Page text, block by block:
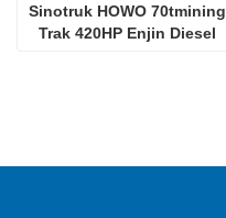
Sinotruk HOWO 70tmining
Trak 420HP Enjin Diesel